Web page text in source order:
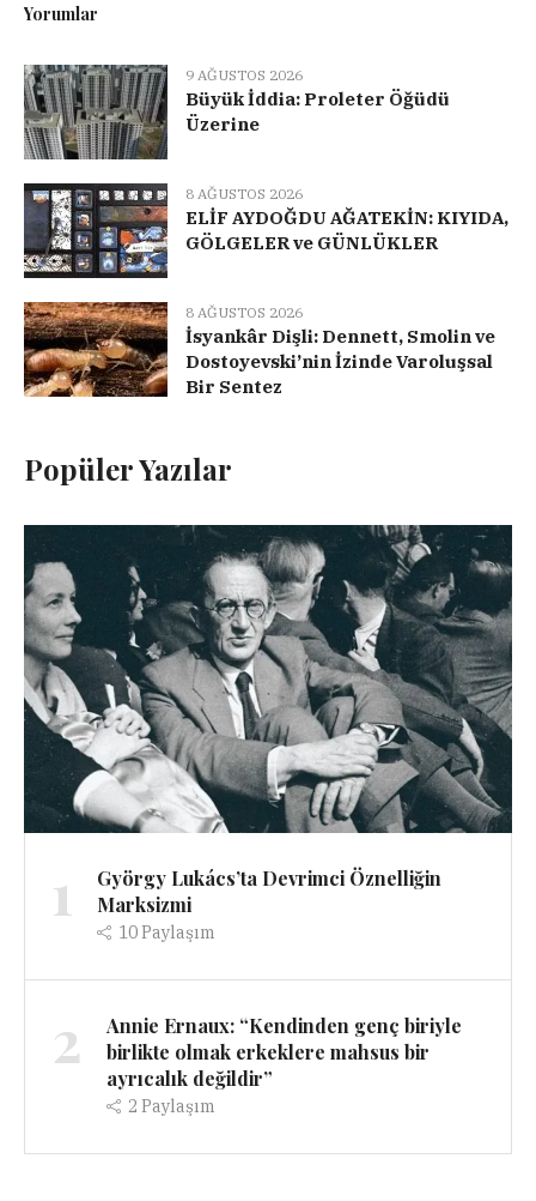
Yorumlar
9 AĞUSTOS 2026
Büyük İddia: Proleter Öğüdü
Üzerine
8 AĞUSTOS 2026
ELİF AYDOĞDU AĞATEKİN: KIYIDA,
GÖLGELER ve GÜNLÜKLER
8 AĞUSTOS 2026
İsyankâr Dişli: Dennett, Smolin ve
Dostoyevski’nin İzinde Varoluşsal
Bir Sentez
Popüler Yazılar
1
György Lukács’ta Devrimci Öznelliğin
Marksizmi
10Paylaşım
2
Annie Ernaux: “Kendinden genç biriyle
birlikte olmak erkeklere mahsus bir
ayrıcalık değildir”
2 Paylaşım